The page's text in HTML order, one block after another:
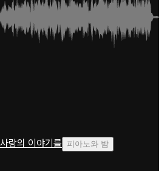
랑의 이야기를 피아노와 밤